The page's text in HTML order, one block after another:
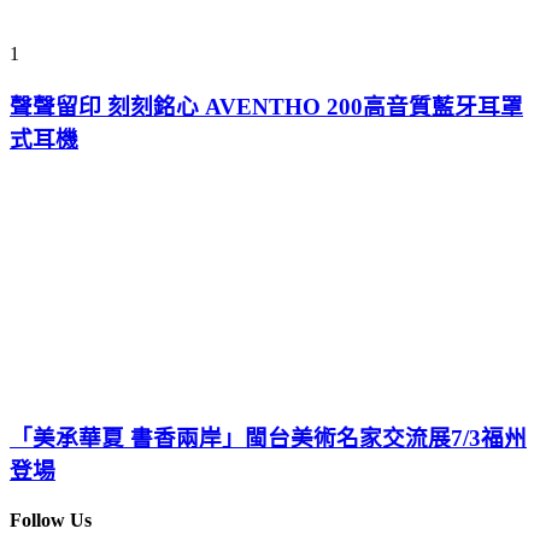
1
聲聲留印 刻刻銘心 AVENTHO 200高音質藍牙耳罩
式耳機
「美承華夏 書香兩岸」閩台美術名家交流展7/3福州
登場
Follow Us